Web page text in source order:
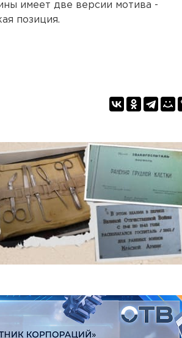
имеет две версии мотива -
позиция.